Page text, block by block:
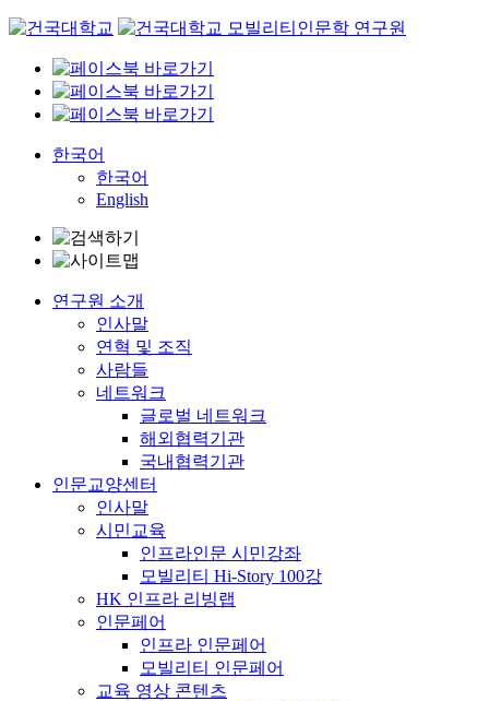
Skip
content
한국어
한국어
English
연구원 소개
인사말
연혁 및 조직
사람들
네트워크
글로벌 네트워크
해외협력기관
국내협력기관
인문교양센터
인사말
시민교육
인프라인문 시민강좌
모빌리티 Hi-Story 100강
HK 인프라 리빙랩
인문페어
인프라 인문페어
모빌리티 인문페어
교육 영상 콘텐츠